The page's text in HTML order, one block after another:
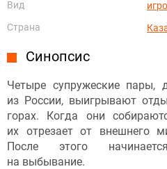
Вид
Страна
Синопсис
Четыре супружеские пары,
из России, выигрывают
горах. Когда они
их отрезает от внешнего
После этого
на выбывание.